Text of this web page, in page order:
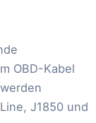
OBD-Kabel
J1850 und